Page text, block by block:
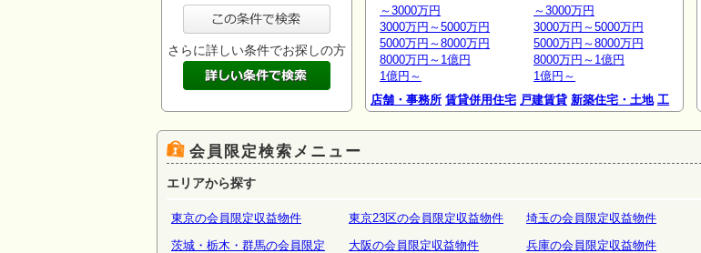
さらに詳しい条件でお探しの方
～3000万円
3000万円～5000万円
5000万円～8000万円
8000万円～1億円
1億円～
～3000万円
3000万円～5000万円
5000万円～8000万円
8000万円～1億円
1億円～
店舗・事務所 賃貸併用住宅 戸建賃貸 新築住宅・土地 工
会員限定検索メニュー
エリアから探す
東京の会員限定収益物件 東京23区の会員限定収益物件 埼玉の会員限定収益物件
茨城・栃木・群馬の会員限定
大阪の会員限定収益物件 兵庫の会員限定収益物件